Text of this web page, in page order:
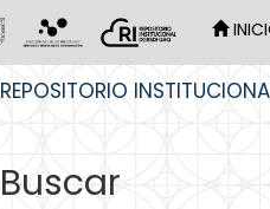
REPOSITORIO
Buscar